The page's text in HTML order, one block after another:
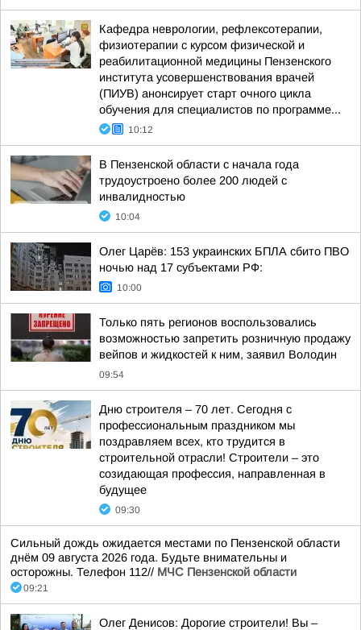
Кафедра неврологии, рефлексотерапии,
физиотерапии с курсом физической и
реабилитационной медицины Пензенского
института усовершенствования врачей
(ПИУВ) анонсирует старт очного цикла
обучения для специалистов по программе...
10:12
В Пензенской области с начала года
трудоустроено более 200 людей с
инвалидностью
10:04
Олег Царёв: 153 украинских БПЛА сбито ПВО
ночью над 17 субъектами РФ:
10:00
Только пять регионов воспользовались
возможностью запретить розничную продажу
вейпов и жидкостей к ним, заявил Володин
09:54
Дню строителя – 70 лет. Сегодня с
профессиональным праздником мы
поздравляем всех, кто трудится в
строительной отрасли! Строители – это
созидающая профессия, направленная в
будущее
09:30
Сильный дождь ожидается местами по Пензенской области
днём 09 августа 2026 года. Будьте внимательны и
осторожны. Телефон 112// МЧС Пензенской области
09:21
Олег Денисов: Дорогие строители! Вы –